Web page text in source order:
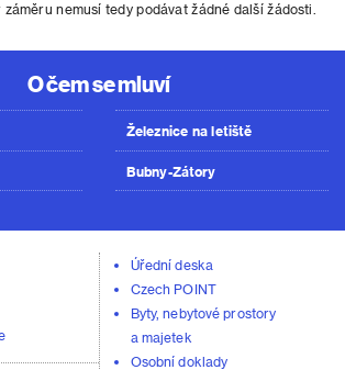
nemusí tedy podávat žádné další žádosti.
O čem se mluví
Železnice na letiště
Bubny-Zátory
Úřední deska
Czech POINT
Byty, nebytové prostory
a majetek
Osobní doklady